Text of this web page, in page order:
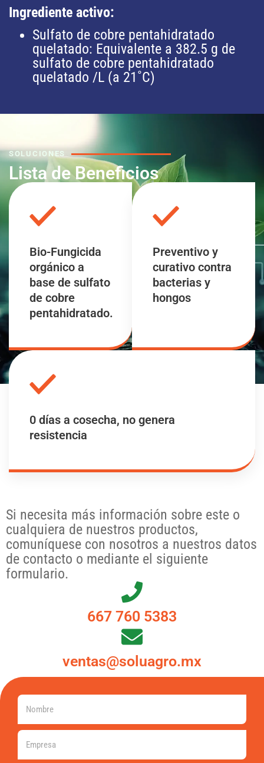
Ingrediente activo:
Sulfato de cobre pentahidratado
quelatado: Equivalente a 382.5 g de
sulfato de cobre pentahidratado
quelatado /L (a 21˚C)
SOLUCIONES
Lista de Beneficios
Bio-Fungicida
orgánico a
base de sulfato
de cobre
pentahidratado.
Preventivo y
curativo contra
bacterias y
hongos
0 días a cosecha, no genera
resistencia
Si necesita más información sobre este o
cualquiera de nuestros productos,
comuníquese con nosotros a nuestros datos
de contacto o mediante el siguiente
formulario.
667 760 5383
ventas@soluagro.mx